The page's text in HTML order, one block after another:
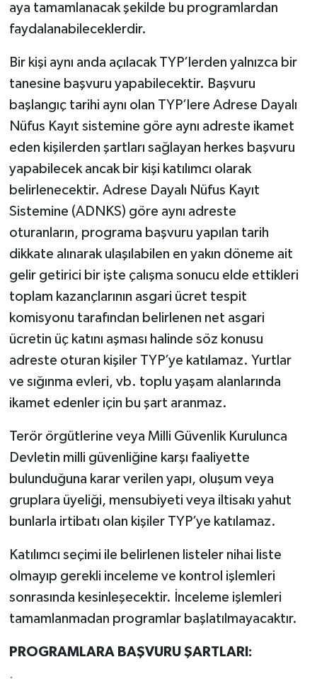
aya tamamlanacak şekilde bu programlardan
faydalanabileceklerdir.
Bir kişi aynı anda açılacak TYP’lerden yalnızca bir
tanesine başvuru yapabilecektir. Başvuru
başlangıç tarihi aynı olan TYP’lere Adrese Dayalı
Nüfus Kayıt sistemine göre aynı adreste ikamet
eden kişilerden şartları sağlayan herkes başvuru
yapabilecek ancak bir kişi katılımcı olarak
belirlenecektir. Adrese Dayalı Nüfus Kayıt
Sistemine (ADNKS) göre aynı adreste
oturanların, programa başvuru yapılan tarih
dikkate alınarak ulaşılabilen en yakın döneme ait
gelir getirici bir işte çalışma sonucu elde ettikleri
toplam kazançlarının asgari ücret tespit
komisyonu tarafından belirlenen net asgari
ücretin üç katını aşması halinde söz konusu
adreste oturan kişiler TYP’ye katılamaz. Yurtlar
ve sığınma evleri, vb. toplu yaşam alanlarında
ikamet edenler için bu şart aranmaz.
Terör örgütlerine veya Milli Güvenlik Kurulunca
Devletin milli güvenliğine karşı faaliyette
bulunduğuna karar verilen yapı, oluşum veya
gruplara üyeliği, mensubiyeti veya iltisakı yahut
bunlarla irtibatı olan kişiler TYP’ye katılamaz.
Katılımcı seçimi ile belirlenen listeler nihai liste
olmayıp gerekli inceleme ve kontrol işlemleri
sonrasında kesinleşecektir. İnceleme işlemleri
tamamlanmadan programlar başlatılmayacaktır.
PROGRAMLARA BAŞVURU ŞARTLARI: